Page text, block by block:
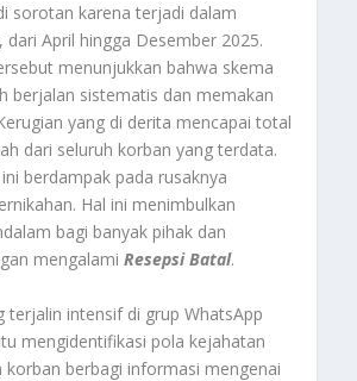
sorotan karena terjadi dalam
dari April hingga Desember 2025.
menunjukkan bahwa skema
berjalan sistematis dan memakan
yang di derita mencapai total
dari seluruh korban yang terdata.
berdampak pada rusaknya
Hal ini menimbulkan
bagi banyak pihak dan
mengalamiResepsi Batal.
terjalin intensif di grup WhatsApp
mengidentifikasi pola kejahatan
korban berbagi informasi mengenai